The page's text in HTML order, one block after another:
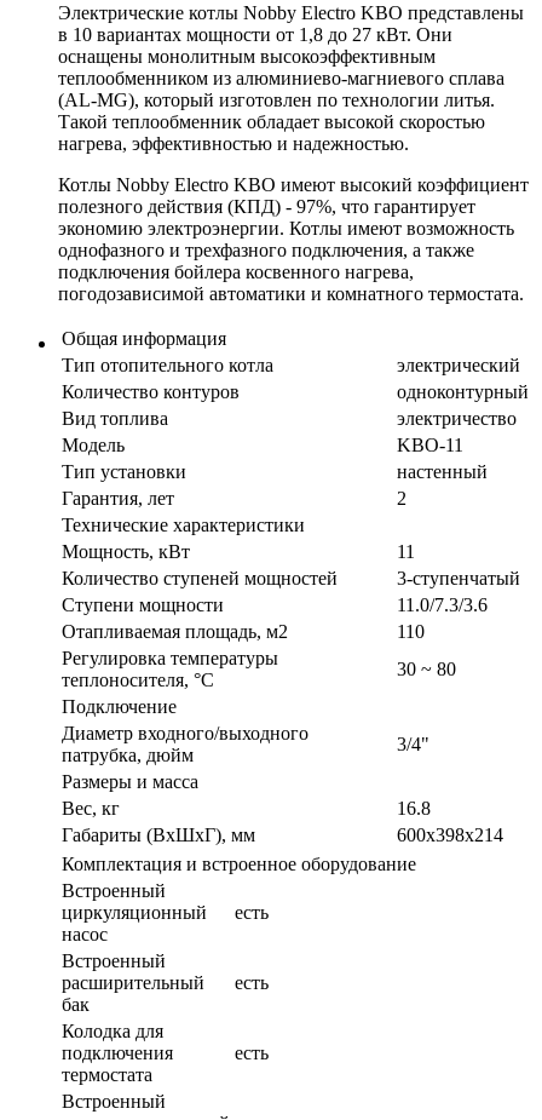
Электрические котлы Nobby Electro KBO представлены
в 10 вариантах мощности от 1,8 до 27 кВт. Они
оснащены монолитным высокоэффективным
теплообменником из алюминиево-магниевого сплава
(AL-MG), который изготовлен по технологии литья.
Такой теплообменник обладает высокой скоростью
нагрева, эффективностью и надежностью.
Котлы Nobby Electro KBO имеют высокий коэффициент
полезного действия (КПД) - 97%, что гарантирует
экономию электроэнергии. Котлы имеют возможность
однофазного и трехфазного подключения, а также
подключения бойлера косвенного нагрева,
погодозависимой автоматики и комнатного термостата.
Общая информация
Тип отопительного котла
электрический
Количество контуров
одноконтурный
Вид топлива
электричество
Модель
KBO-11
Тип установки
настенный
Гарантия, лет
2
Технические характеристики
Мощность, кВт
11
Количество ступеней мощностей
3-ступенчатый
Ступени мощности
11.0/7.3/3.6
Отапливаемая площадь, м2
110
Регулировка температуры
теплоносителя, °С
30 ~ 80
Подключение
Диаметр входного/выходного
патрубка, дюйм
3/4"
Размеры и масса
Вес, кг
16.8
Габариты (ВxШxГ), мм
600х398х214
Комплектация и встроенное оборудование
Встроенный
циркуляционный
насос
есть
Встроенный
расширительный
бак
есть
Колодка для
подключения
термостата
есть
Встроенный